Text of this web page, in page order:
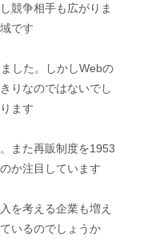
競争相手も広がりま
です
した。しかしWebの
りなのではないでし
ます
また再販制度を1953
か注目しています
を考える企業も増え
いるのでしょうか